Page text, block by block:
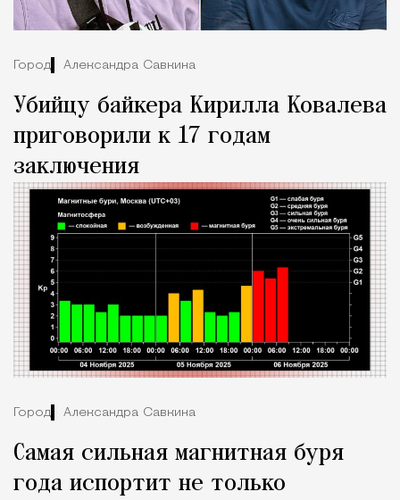
Город Александра Савкина
Убийцу байкера Кирилла Ковалева
приговорили к 17 годам
заключения
Город Александра Савкина
Самая сильная магнитная буря
года испортит не только